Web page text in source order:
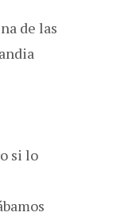
de las
si lo